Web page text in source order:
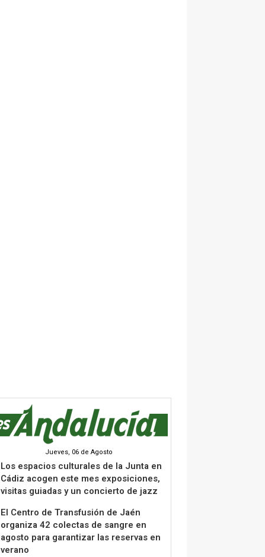
Jueves, 06 de Agosto
Los espacios culturales de la Junta en
Cádiz acogen este mes exposiciones,
visitas guiadas y un concierto de jazz
El Centro de Transfusión de Jaén
organiza 42 colectas de sangre en
agosto para garantizar las reservas en
verano